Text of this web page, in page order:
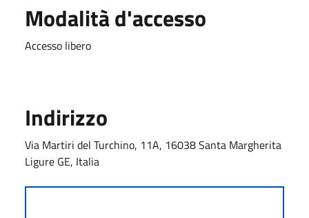
Modalità d'accesso
Accesso libero
Indirizzo
Via Martiri del Turchino, 11A, 16038 Santa Margherita
Ligure GE, Italia